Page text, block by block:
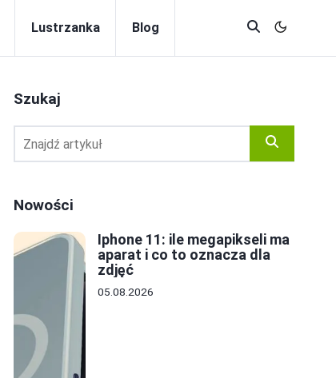
Lustrzanka Blog
Szukaj
Nowości
Iphone 11: ile megapikseli ma
aparat i co to oznacza dla
zdjęć
05.08.2026